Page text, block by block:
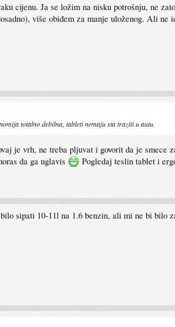
cijenu. Ja se ložim na nisku potrošnju, ne
više obiđem za manje uloženog. Ali
totalno debilna, tableti nemaju sta traziti u autu.
je vrh, ne treba pljuvat i govorit da je smece
da ga uglavis
Pogledaj teslin tablet i
sipati 10-11l na 1.6 benzin, ali mi ne bi bilo